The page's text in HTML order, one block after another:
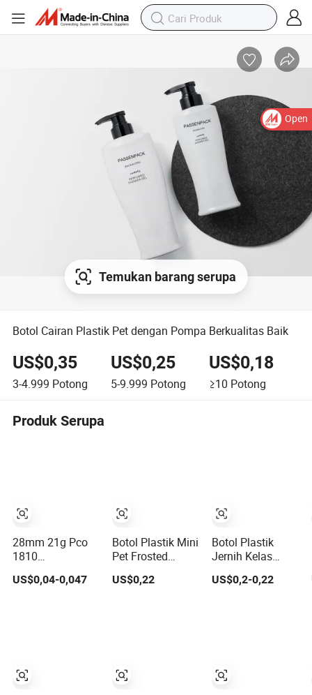
Open
Temukan barang serupa
Botol Cairan Plastik Pet dengan Pompa Berkualitas Baik
US$0,35
3-4.999 Potong
US$0,25
5-9.999 Potong
US$0,18
≥10 Potong
Produk Serupa
28mm 21g Pco
1810
Penyelesaian
Leher untuk Botol
US$0,04-0,047
Botol Plastik Mini
Pet Frosted
Kosong Kustom
untuk Sampel
US$0,22
Botol Plastik
Jernih Kelas
Premium untuk
Penyimpanan
US$0,2-0,22